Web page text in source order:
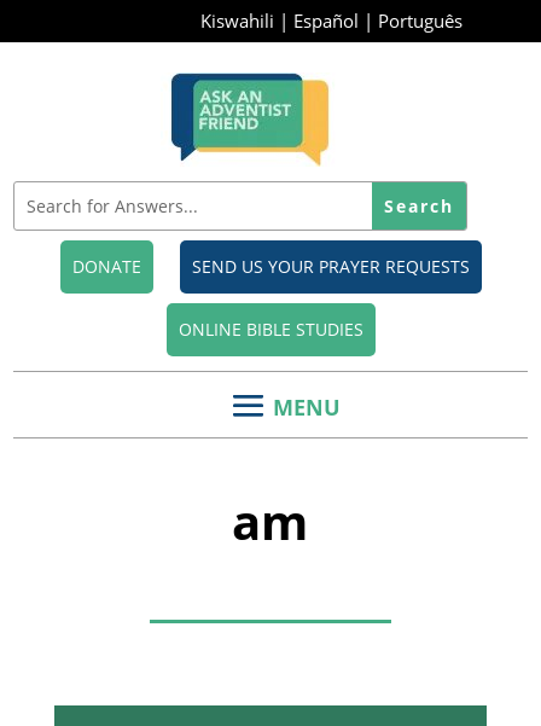
Kiswahili | Español | Português
DONATE SEND US YOUR PRAYER REQUESTS
ONLINE BIBLE STUDIES
am